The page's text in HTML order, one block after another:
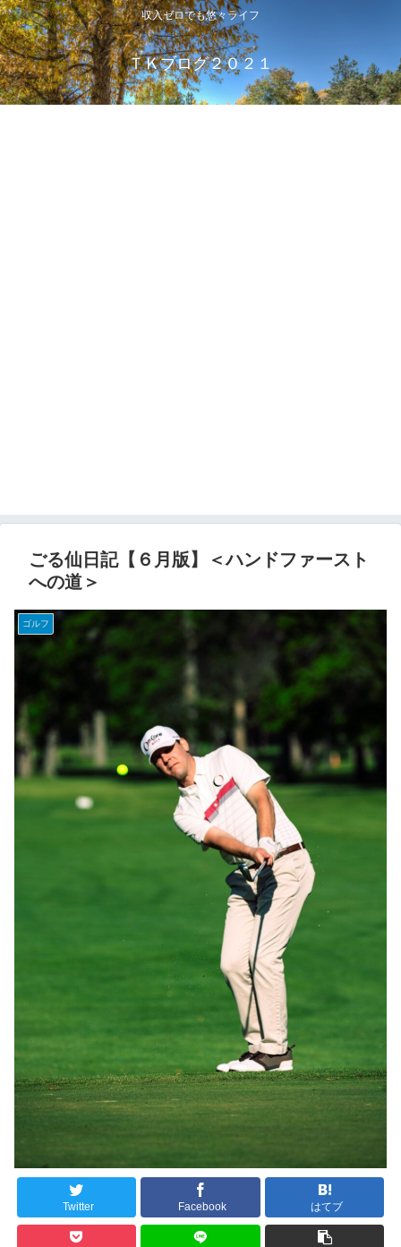
収入ゼロでも悠々ライフ
ＴＫブログ２０２１
ごる仙日記【６月版】＜ハンドファースト
への道＞
ゴルフ
Twitter Facebook はてブ